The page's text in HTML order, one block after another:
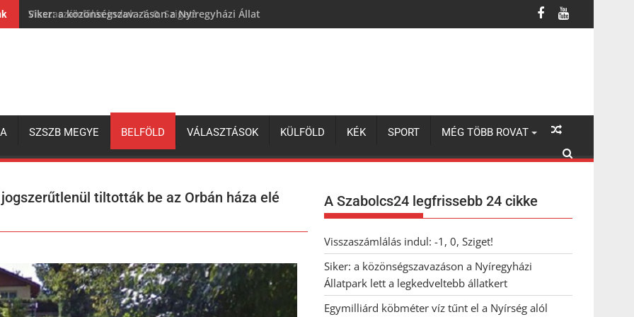
Siker: a közönségszavazáson a Nyíregyházi Állatpark lett a legkedveltebb állatkert
SZSZB MEGYE BELFÖLD VÁLASZTÁSOK KÜLFÖLD KÉK SPORT MÉG TÖBB ROVAT
tiltották be az Orbán háza elé
A Szabolcs24 legfrissebb 24 cikke
Visszaszámlálás indul: -1, 0, Sziget!
Siker: a közönségszavazáson a Nyíregyházi
Állatpark lett a legkedveltebb állatkert
Egymilliárd köbméter víz tűnt el a Nyírség alól